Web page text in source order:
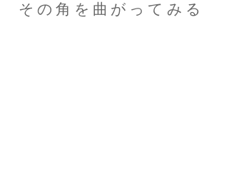
その角を曲がってみる